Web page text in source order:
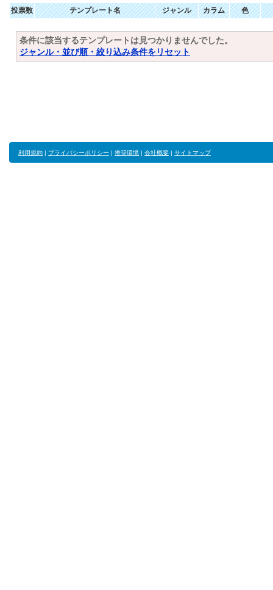
投票数 テンプレート名 ジャンル カラム 色
条件に該当するテンプレートは見つかりませんでした。
ジャンル・並び順・絞り込み条件をリセット
利用規約 | プライバシーポリシー | 推奨環境 | 会社概要 | サイトマップ